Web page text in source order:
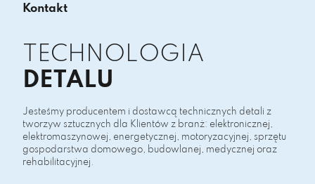
Kontakt
TECHNOLOGIA
DETALU
Jesteśmy producentem i dostawcą technicznych detali z
tworzyw sztucznych dla Klientów z branż: elektronicznej,
elektromaszynowej, energetycznej, motoryzacyjnej, sprzętu
gospodarstwa domowego, budowlanej, medycznej oraz
rehabilitacyjnej.